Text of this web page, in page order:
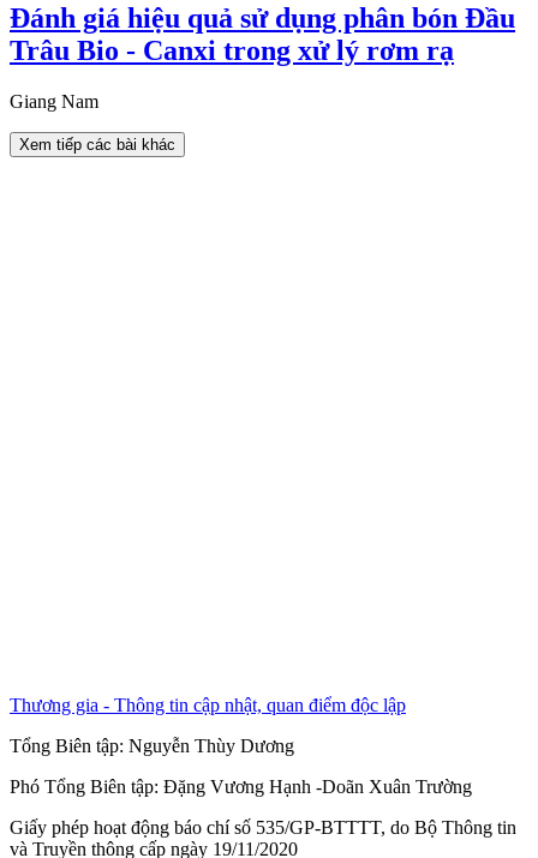
Đánh giá hiệu quả sử dụng phân bón Đầu
Trâu Bio - Canxi trong xử lý rơm rạ
Giang Nam
Xem tiếp các bài khác
Thương gia - Thông tin cập nhật, quan điểm độc lập
Tổng Biên tập: Nguyễn Thùy Dương
Phó Tổng Biên tập: Đặng Vương Hạnh -Doãn Xuân Trường
Giấy phép hoạt động báo chí số 535/GP-BTTTT, do Bộ Thông tin
và Truyền thông cấp ngày 19/11/2020